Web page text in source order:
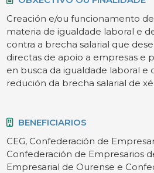
Creación e/ou funcionamento
materia de igualdade laboral e
contra a brecha salarial que
directas de apoio a empresas e
en busca da igualdade laboral e
redución da brecha salarial de
BENEFICIARIOS
CEG, Confederación de
Confederación de Empresarios
Empresarial de Ourense e